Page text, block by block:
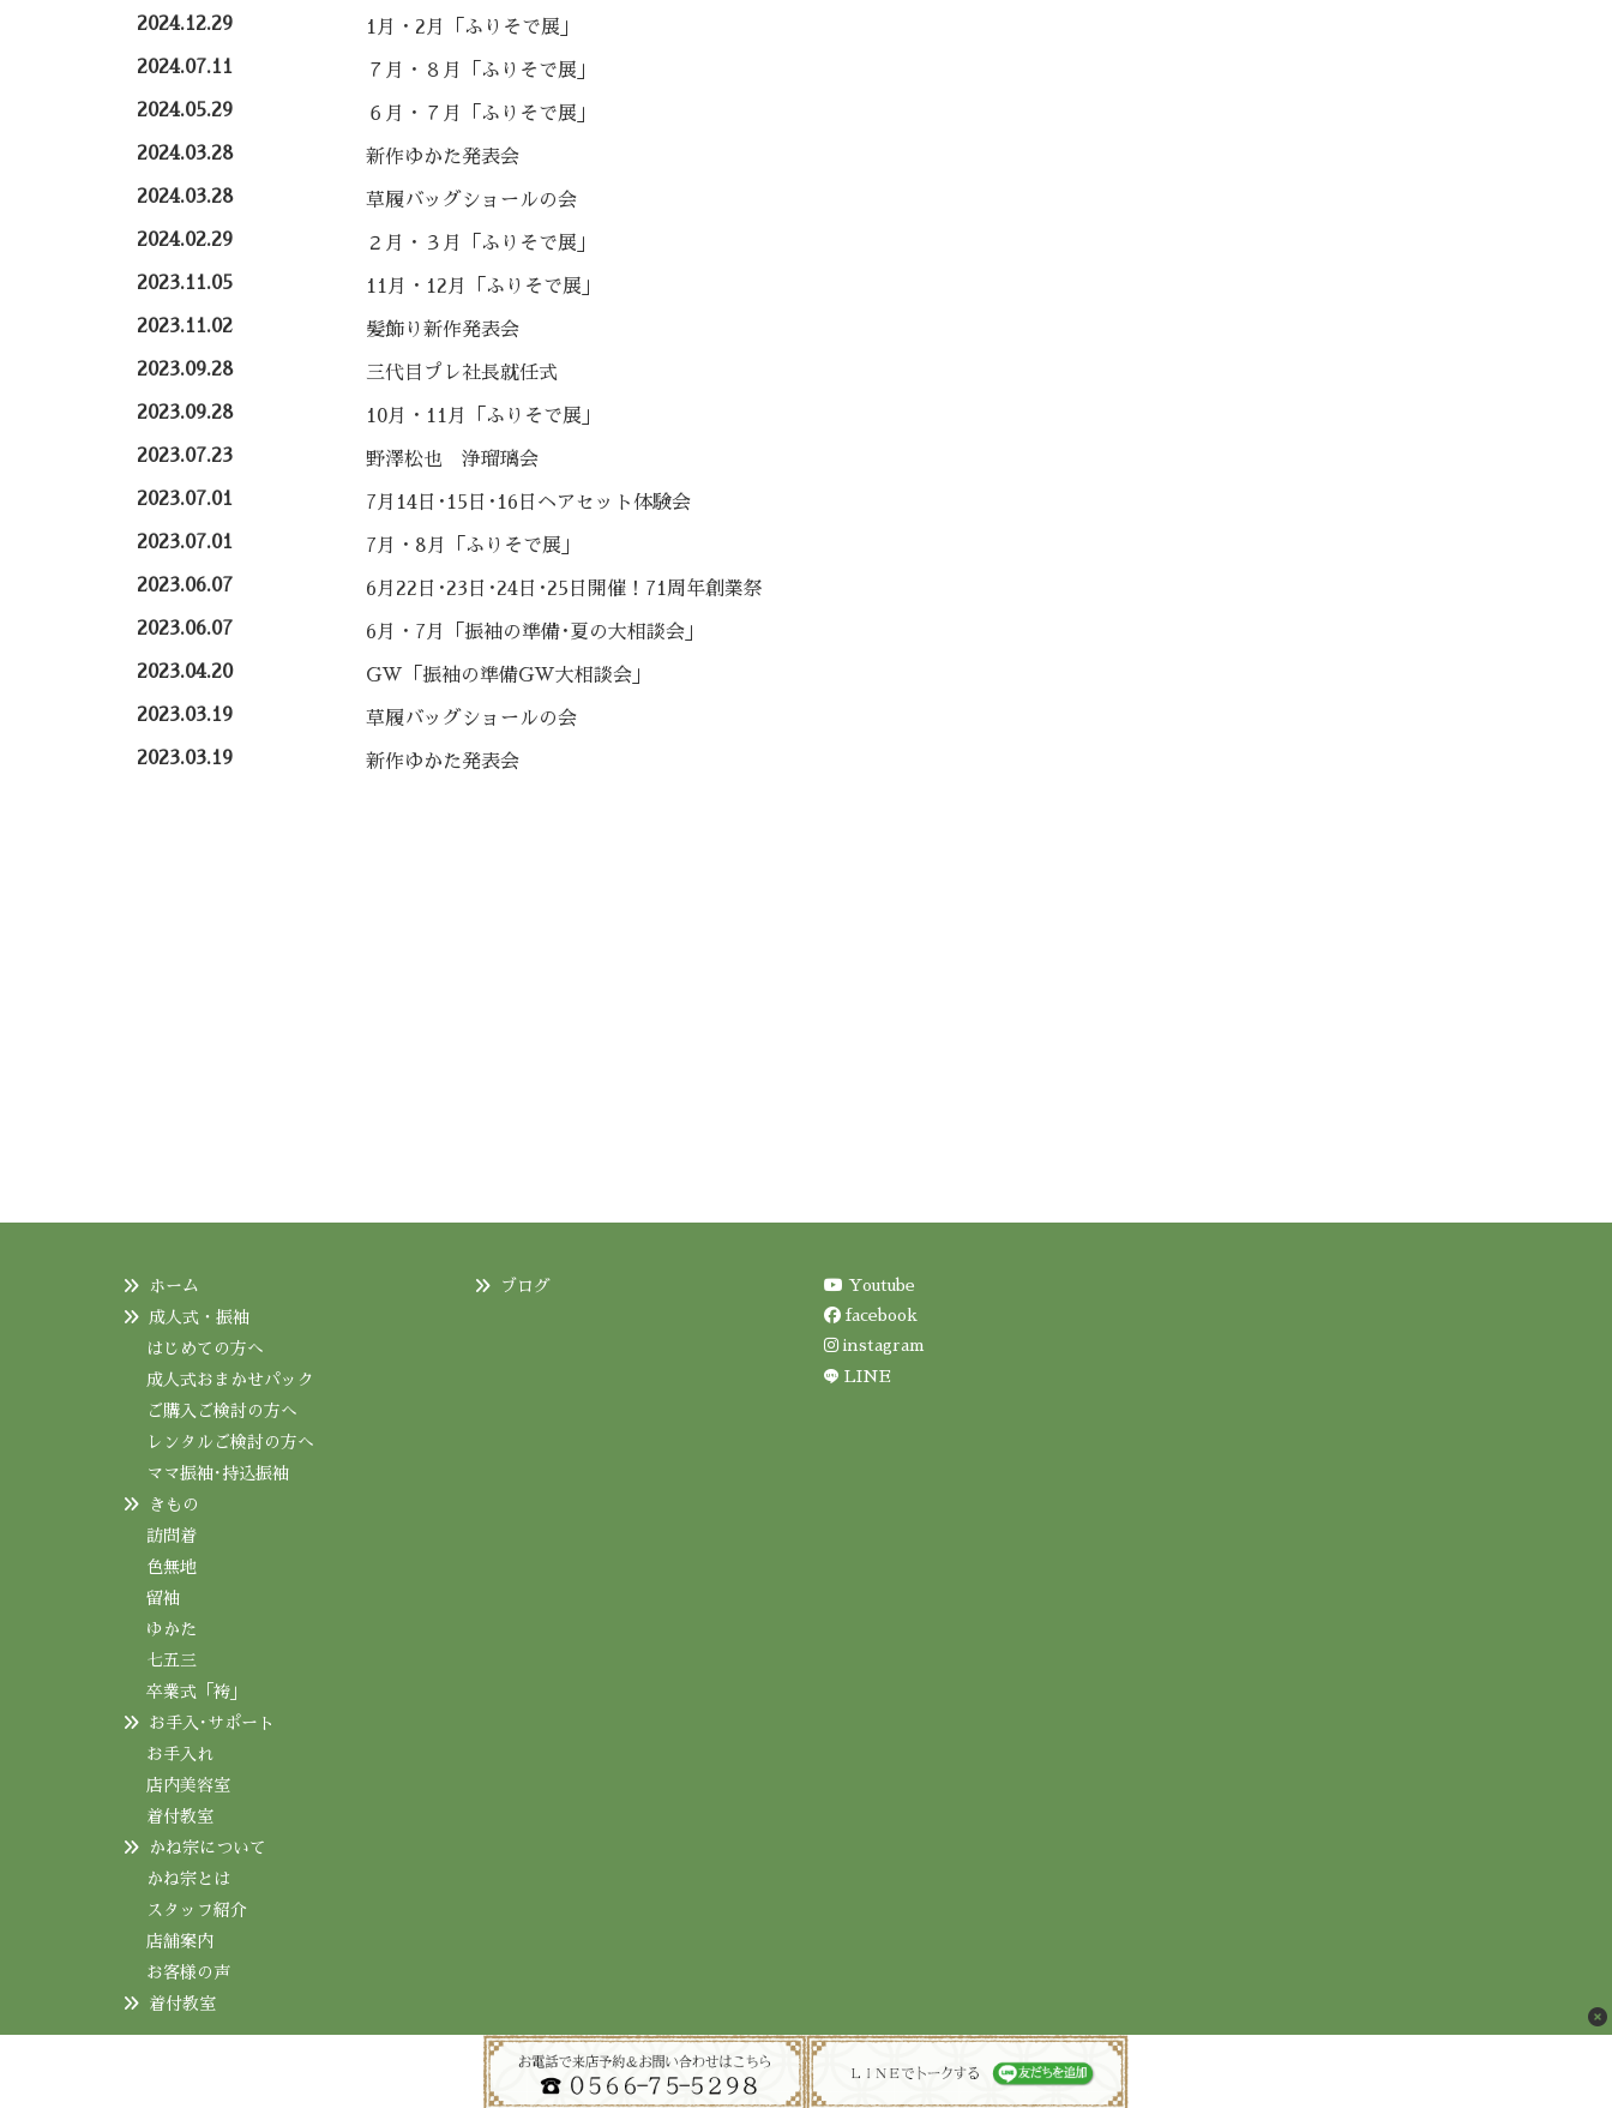
2024.12.29 1月・2月「ふりそで展」
2024.07.11 ７月・８月「ふりそで展」
2024.05.29 ６月・７月「ふりそで展」
2024.03.28 新作ゆかた発表会
2024.03.28 草履バッグショールの会
2024.02.29 ２月・３月「ふりそで展」
2023.11.05 11月・12月「ふりそで展」
2023.11.02 髪飾り新作発表会
2023.09.28 三代目プレ社長就任式
2023.09.28 10月・11月「ふりそで展」
2023.07.23 野澤松也 浄瑠璃会
2023.07.01 7月14日･15日･16日ヘアセット体験会
2023.07.01 7月・8月「ふりそで展」
2023.06.07 6月22日･23日･24日･25日開催！71周年創業祭
2023.06.07 6月・7月「振袖の準備･夏の大相談会」
2023.04.20 GW「振袖の準備GW大相談会」
2023.03.19 草履バッグショールの会
2023.03.19 新作ゆかた発表会
ホーム
成人式・振袖
はじめての方へ
成人式おまかせパック
ご購入ご検討の方へ
レンタルご検討の方へ
ママ振袖･持込振袖
きもの
訪問着
色無地
留袖
ゆかた
七五三
卒業式「袴」
お手入･サポート
お手入れ
店内美容室
着付教室
かね宗について
かね宗とは
スタッフ紹介
店舗案内
お客様の声
着付教室
ブログ
Youtube
facebook
instagram
LINE
Copyright© かね宗. All Rights Reserved.